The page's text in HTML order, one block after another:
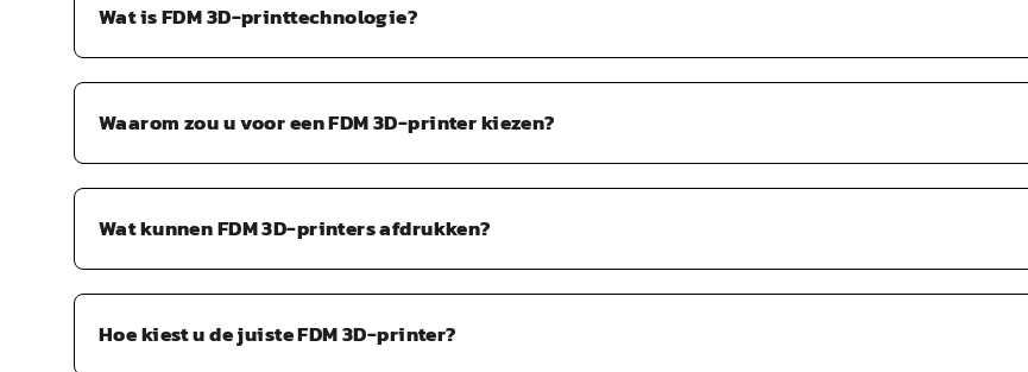
Wat is FDM 3D-printtechnologie?
Waarom zou u voor een FDM 3D-printer kiezen?
Wat kunnen FDM 3D-printers afdrukken?
Hoe kiest u de juiste FDM 3D-printer?